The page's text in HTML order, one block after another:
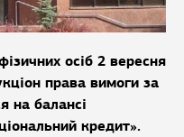
осіб 2 вересня
права вимоги за
на балансі
кредит».